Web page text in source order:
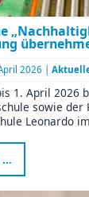
2026 |
1. April 2026
sowie der
Leonardo
…
„Nachhaltigkeit
–